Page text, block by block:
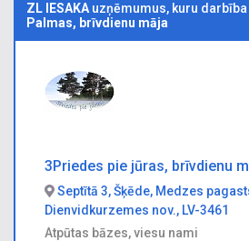
ZL IESAKA uzņēmumus, kuru
Palmas, brīvdienu māja
3Priedes pie jūras, brīvdienu
Septītā 3, Šķēde, Medzes
Dienvidkurzemes nov., LV-3461
Atpūtas bāzes, viesu nami